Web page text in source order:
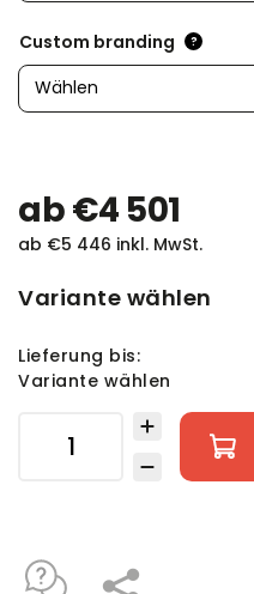
Custom branding ?
ab€4 501
ab €5 446 inkl. MwSt.
Variante wählen
Lieferung bis:
Variante wählen